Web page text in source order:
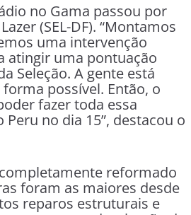
no Gama passou por
(SEL-DF). “Montamos
uma intervenção
atingir uma pontuação
Seleção. A gente está
possível. Então, o
fazer toda essa
no dia 15”, destacou o
reformado
foram as maiores desde
reparos estruturais e